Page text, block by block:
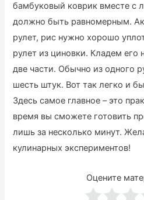
бамбуковый коврик вместе с
должно быть равномерным.
рулет, рис нужно хорошо
рулет из циновки. Кладем его
две части. Обычно из одного
шесть штук. Вот так легко и
Здесь самое главное – это
время вы сможете готовить
лишь за несколько минут.
кулинарных экспериментов!
Оцените